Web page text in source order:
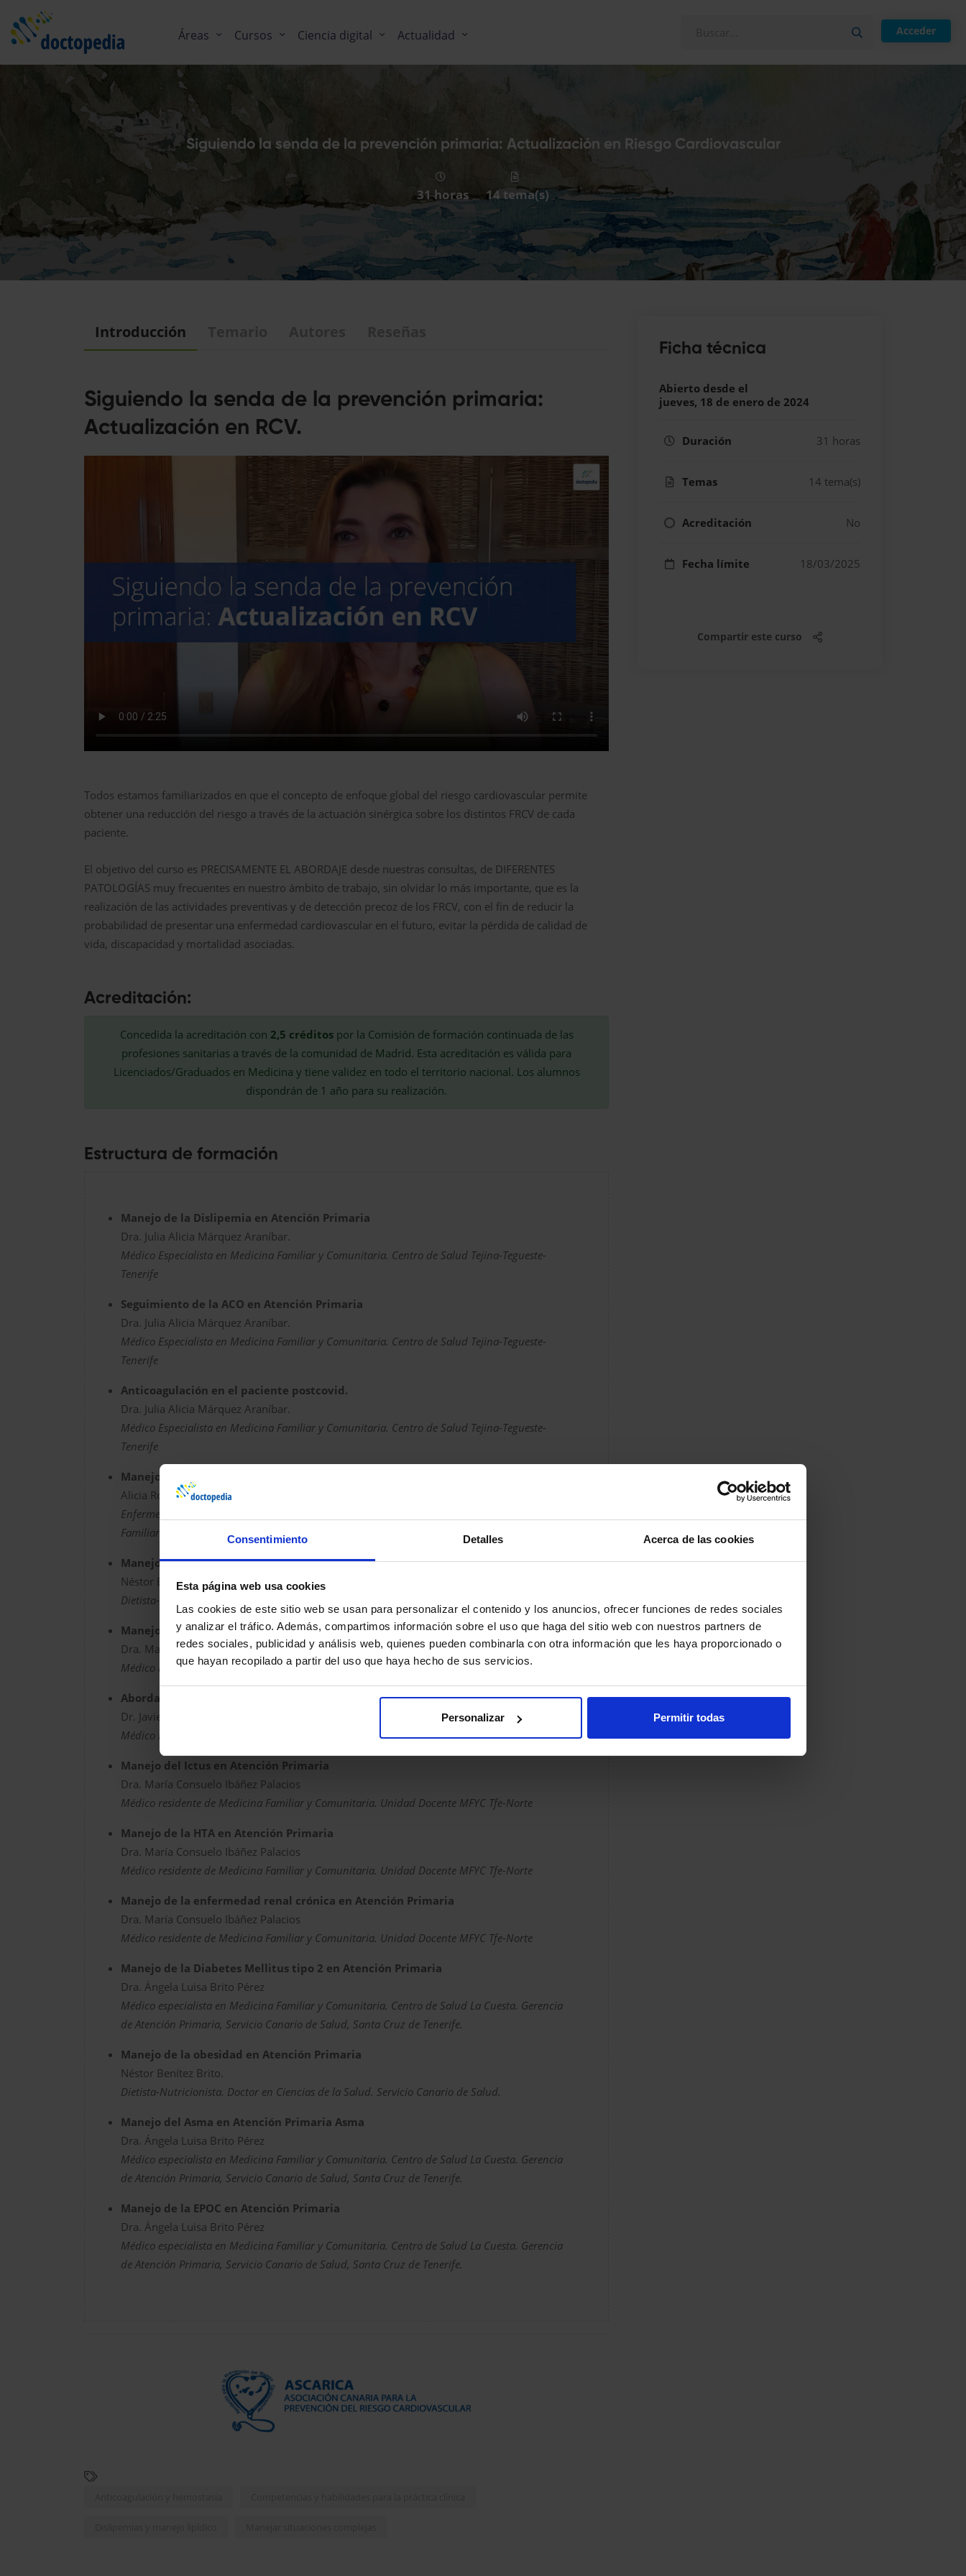
Consentimiento Detalles Acerca de las cookies
Esta página web usa cookies
Las cookies de este sitio web se usan para personalizar el contenido y los anuncios, ofrecer funciones de redes sociales
y analizar el tráfico. Además, compartimos información sobre el uso que haga del sitio web con nuestros partners de
redes sociales, publicidad y análisis web, quienes pueden combinarla con otra información que les haya proporcionado o
que hayan recopilado a partir del uso que haya hecho de sus servicios.
Personalizar Permitir todas
Áreas Cursos Ciencia digital Actualidad Acceder
Siguiendo la senda de la prevención primaria: Actualización en Riesgo Cardiovascular
31 horas 14 tema(s)
Introducción
Siguiendo la senda de la prevención primaria:
Actualización en RCV.
Todos estamos familiarizados en que el concepto de enfoque global del riesgo cardiovascular permite
obtener una reducción del riesgo a través de la actuación sinérgica sobre los distintos FRCV de cada
paciente.
El objetivo del curso es PRECISAMENTE EL ABORDAJE desde nuestras consultas, de DIFERENTES
PATOLOGÍAS muy frecuentes en nuestro ámbito de trabajo, sin olvidar lo más importante, que es la
realización de las actividades preventivas y de detección precoz de los FRCV, con el fin de reducir la
probabilidad de presentar una enfermedad cardiovascular en el futuro, evitar la pérdida de calidad de
vida, discapacidad y mortalidad asociadas.
Acreditación:
Concedida la acreditación con 2,5 créditospor la Comisión de formación continuada de las
profesiones sanitarias a través de la comunidad de Madrid. Esta acreditación es válida para
Licenciados/Graduados en Medicina y tiene validez en todo el territorio nacional. Los alumnos
dispondrán de 1 año para su realización.
Estructura de formación
Manejo de la Dislipemia en Atención Primaria
Dra. Julia Alicia Márquez Araníbar.
Médico Especialista en Medicina Familiar y Comunitaria. Centro de Salud Tejina-Tegueste-
Tenerife
Seguimiento de la ACO en Atención Primaria
Dra. Julia Alicia Márquez Araníbar.
Médico Especialista en Medicina Familiar y Comunitaria. Centro de Salud Tejina-Tegueste-
Tenerife
Anticoagulación en el paciente postcovid.
Dra. Julia Alicia Márquez Araníbar.
Médico Especialista en Medicina Familiar y Comunitaria. Centro de Salud Tejina-Tegueste-
Tenerife
Manejo de enfermería del paciente anticogulado
Alicia Rodríguez Márquez.
Enfermera. Centro de Salud Casco Botánico. Tenerife. EIR UD Multiprofesional de Atención
Familiar y Comunitaria Tenerife Zona II.
Manejo de la alimentación en el paciente anticoagulado
Néstor Benítez Brito.
Dietista-Nutricionista. Doctor en Ciencias de la Salud. Servicio Canario de Salud.
Manejo de la Fibrilación auricular en Atención Primaria
Dra. María Consuelo Ibáñez Palacios
Médico residente de Medicina Familiar y Comunitaria. Unidad Docente MFYC Tfe-Norte
Abordaje de la Insuficiencia Cardíaca en Atención Primaria
Dr. Javier Rodríguez Márquez.
Médico Residente UD Multiprofesional de Atención Familiar y Comunitaria Tenerife Zona I.
Manejo del Ictus en Atención Primaria
Dra. María Consuelo Ibáñez Palacios
Médico residente de Medicina Familiar y Comunitaria. Unidad Docente MFYC Tfe-Norte
Manejo de la HTA en Atención Primaria
Dra. María Consuelo Ibáñez Palacios
Médico residente de Medicina Familiar y Comunitaria. Unidad Docente MFYC Tfe-Norte
Manejo de la enfermedad renal crónica en Atención Primaria
Dra. María Consuelo Ibáñez Palacios
Médico residente de Medicina Familiar y Comunitaria. Unidad Docente MFYC Tfe-Norte
Manejo de la Diabetes Mellitus tipo 2 en Atención Primaria
Dra. Ángela Luisa Brito Pérez
Médico especialista en Medicina Familiar y Comunitaria. Centro de Salud La Cuesta. Gerencia
de Atención Primaria, Servicio Canario de Salud, Santa Cruz de Tenerife.
Manejo de la obesidad en Atención Primaria
Néstor Benítez Brito.
Dietista-Nutricionista. Doctor en Ciencias de la Salud. Servicio Canario de Salud.
Manejo del Asma en Atención Primaria Asma
Dra. Ángela Luisa Brito Pérez
Médico especialista en Medicina Familiar y Comunitaria. Centro de Salud La Cuesta. Gerencia
de Atención Primaria, Servicio Canario de Salud, Santa Cruz de Tenerife.
Manejo de la EPOC en Atención Primaria
Dra. Ángela Luisa Brito Pérez
Médico especialista en Medicina Familiar y Comunitaria. Centro de Salud La Cuesta. Gerencia
de Atención Primaria, Servicio Canario de Salud, Santa Cruz de Tenerife.
Ficha técnica
Abierto desde el
jueves, 18 de enero de 2024
Duración 31 horas
Temas 14 tema(s)
Acreditación No
Fecha límite 18/03/2025
Compartir este curso